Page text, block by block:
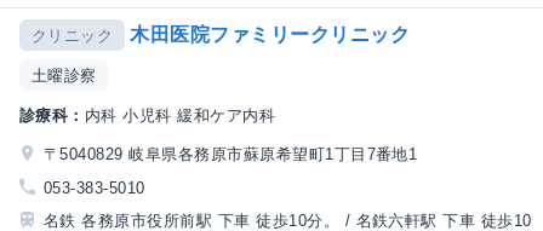
クリニック 木田医院ファミリークリニック
土曜診察
診療科： 内科 小児科 緩和ケア内科
〒5040829 岐阜県各務原市蘇原希望町1丁目7番地1
053-383-5010
名鉄 各務原市役所前駅 下車 徒歩10分。 / 名鉄六軒駅 下車 徒歩10